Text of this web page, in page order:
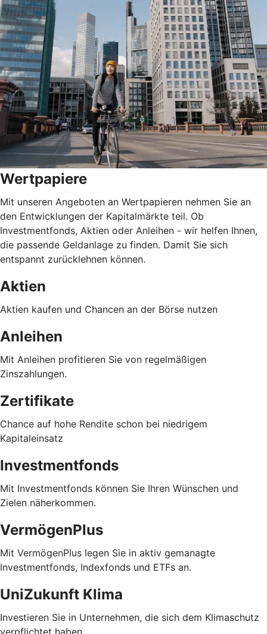
Wertpapiere
Mit unseren Angeboten an Wertpapieren nehmen Sie an
den Entwicklungen der Kapitalmärkte teil. Ob
Investmentfonds, Aktien oder Anleihen - wir helfen Ihnen,
die passende Geldanlage zu finden. Damit Sie sich
entspannt zurücklehnen können.
Aktien
Aktien kaufen und Chancen an der Börse nutzen
Anleihen
Mit Anleihen profitieren Sie von regelmäßigen
Zinszahlungen.
Zertifikate
Chance auf hohe Rendite schon bei niedrigem
Kapitaleinsatz
Investmentfonds
Mit Investmentfonds können Sie Ihren Wünschen und
Zielen näherkommen.
VermögenPlus
Mit VermögenPlus legen Sie in aktiv gemanagte
Investmentfonds, Indexfonds und ETFs an.
UniZukunft Klima
Investieren Sie in Unternehmen, die sich dem Klimaschutz
verpflichtet haben.